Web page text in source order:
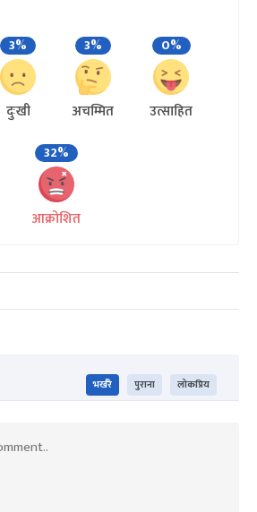
3%
दुःखी
3%
अचम्मित
0%
उत्साहित
32%
आक्रोशित
भर्खरै पुराना लोकप्रिय